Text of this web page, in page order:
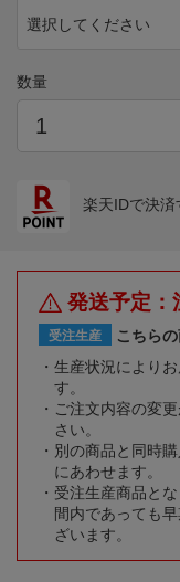
選択してください
数量
楽天IDで決済
発送予定：
受注生産
こちら
生産状況により
す。
ご注文内容の変
さい。
別の商品と同時
にあわせます。
受注生産商品と
間内であっても
ざいます。